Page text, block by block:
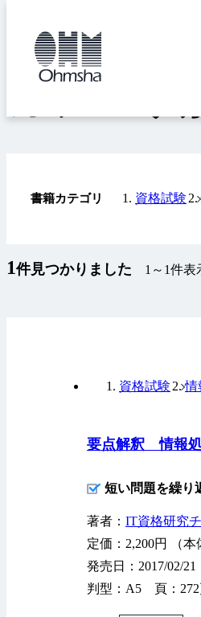
カテゴ
書籍カテゴリ 資格試験
1件見つかりました 1～1件表
要点解釈 情報
資格試験 情
短い問題を繰り
著者： IT資格研究
定価：2,200円 （本
発売日：2017/02/21
判型：A5 頁：272